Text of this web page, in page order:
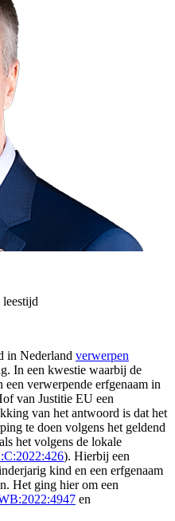
in Nederland verwerpen
In een kwestie waarbij de
verwerpende erfgenaam in
van Justitie EU een
van het antwoord is dat het
te doen volgens het geldend
het volgens de lokale
). Hierbij een
kind en een erfgenaam
Het ging hier om een
en